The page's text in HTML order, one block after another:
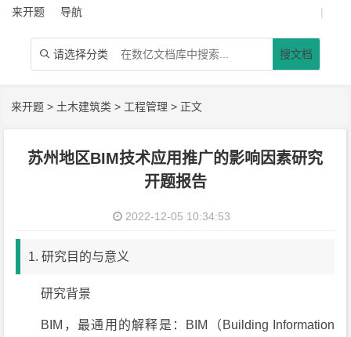
来开题 导航 |
 请选择分类 搜文档
来开题 > 土木建筑类 > 工程管理 > 正文
苏州地区BIM技术应用推广的影响因素研究
开题报告
2022-12-05 10:34:53
1. 研究目的与意义
研究背景
BIM，最通用的解释是：BIM（Building Information